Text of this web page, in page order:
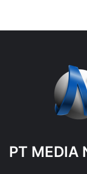
PT MEDIA